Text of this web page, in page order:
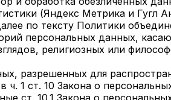
(Яндекс Метрика и Гугл
по тексту Политики
персональных данных,
религиозных или
разрешенных для
ч. 1 ст. 10 Закона о
ст. 10.1 Закона о